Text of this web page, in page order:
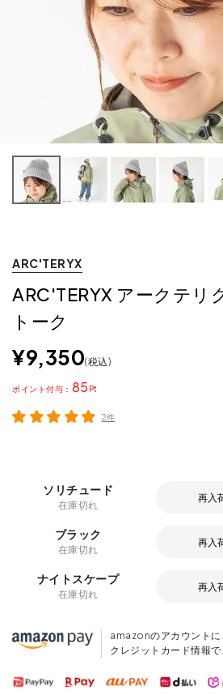
ARC'TERYX
ARC'TERYX アークテリ
トーク
¥9,350 税込
85
ポイント
2件
ソリチュード
在庫切れ
再入
ブラック
在庫切れ
再入
ナイトスケープ
在庫切れ
再入
amazonのアカウントに
クレジットカード情報で